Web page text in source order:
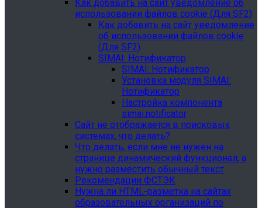
Как добавить на сайт уведомление об
использовании файлов cookie (Для SF2)
Как добавить на сайт уведомление
об использовании файлов cookie
(Для SF2)
SIMAI: Нотификатор
SIMAI: Нотификатор
Установка модуля SIMAI:
Нотификатор
Настройка компонента
simai:notificator
Сайт не отображается в поисковых
системах, что делать?
Что делать, если мне не нужен на
странице динамический функционал, а
нужно разместить обычный текст
Рекомендации ФСТЭК
Нужна ли HTML-разметка на сайтах
образовательных организаций по